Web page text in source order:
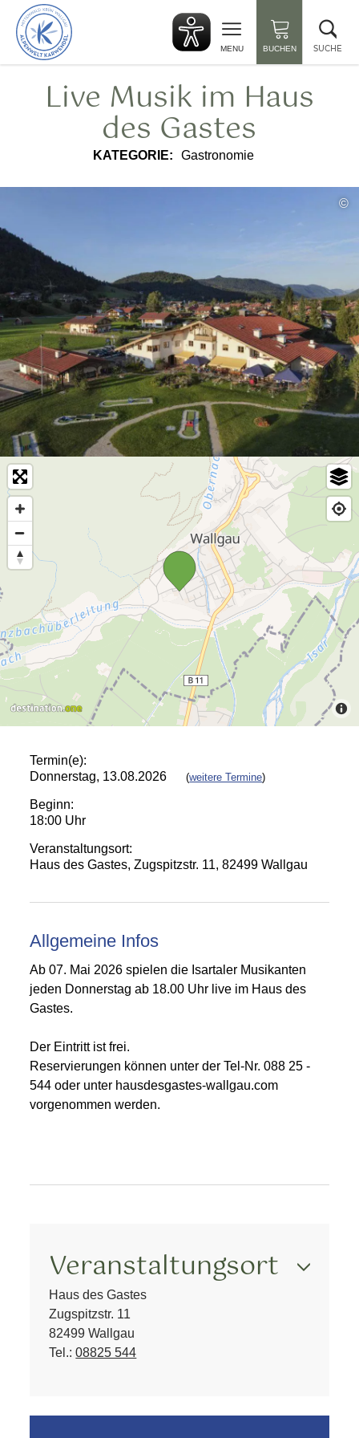
zurück
zur
Startseite
MENU BUCHEN SUCHE
Live Musik im Haus
des Gastes
KATEGORIE: Gastronomie
©
Termin(e):
Donnerstag, 13.08.2026
(weitere Termine)
Beginn:
18:00 Uhr
Veranstaltungsort:
Haus des Gastes, Zugspitzstr. 11, 82499 Wallgau
Allgemeine Infos
Ab 07. Mai 2026 spielen die Isartaler Musikanten
jeden Donnerstag ab 18.00 Uhr live im Haus des
Gastes.
Der Eintritt ist frei.
Reservierungen können unter der Tel-Nr. 088 25 -
544 oder unter hausdesgastes-wallgau.com
vorgenommen werden.
Veranstaltungsort
Haus des Gastes
Zugspitzstr. 11
82499 Wallgau
Tel.:08825 544